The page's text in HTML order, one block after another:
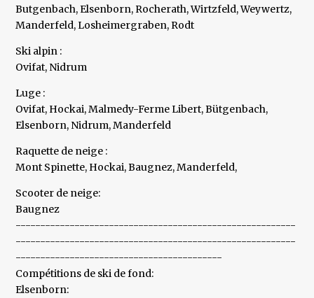
Butgenbach, Elsenborn, Rocherath, Wirtzfeld, Weywertz,
Manderfeld, Losheimergraben, Rodt
Ski alpin :
Ovifat, Nidrum
Luge :
Ovifat, Hockai, Malmedy-Ferme Libert, Bütgenbach,
Elsenborn, Nidrum, Manderfeld
Raquette de neige :
Mont Spinette, Hockai, Baugnez, Manderfeld,
Scooter de neige:
Baugnez
---------------------------------------------------------
---------------------------------------------------------
------------------------------------------
Compétitions de ski de fond:
Elsenborn: